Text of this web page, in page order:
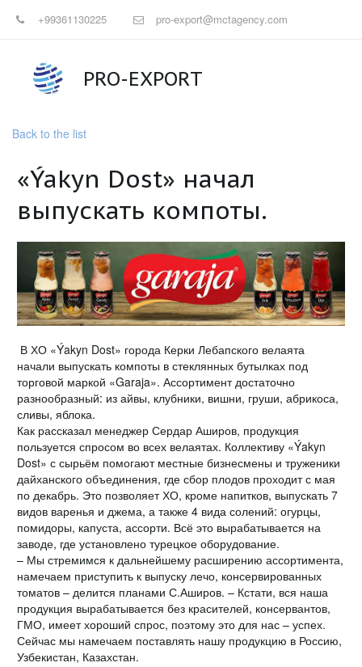
+99361130225 pro-export@mctagency.com
PRO-EXPORT
Back to the list
«Ýakyn Dost» начал
выпускать компоты.
В ХО «Ýakyn Dost» города Керки Лебапского велаята
начали выпускать компоты в стеклянных бутылках под
торговой маркой «Garaja». Ассортимент достаточно
разнообразный: из айвы, клубники, вишни, груши, абрикоса,
сливы, яблока.
Как рассказал менеджер Сердар Аширов, продукция
пользуется спросом во всех велаятах. Коллективу «Ýakyn
Dost» с сырьём помогают местные бизнесмены и труженики
дайханского объединения, где сбор плодов проходит с мая
по декабрь. Это позволяет ХО, кроме напитков, выпускать 7
видов варенья и джема, а также 4 вида солений: огурцы,
помидоры, капуста, ассорти. Всё это вырабатывается на
заводе, где установлено турецкое оборудование.
– Мы стремимся к дальнейшему расширению ассортимента,
намечаем приступить к выпуску лечо, консервированных
томатов – делится планами С.Аширов. – Кстати, вся наша
продукция вырабатывается без красителей, консервантов,
ГМО, имеет хороший спрос, поэтому это для нас – успех.
Сейчас мы намечаем поставлять нашу продукцию в Россию,
Узбекистан, Казахстан.